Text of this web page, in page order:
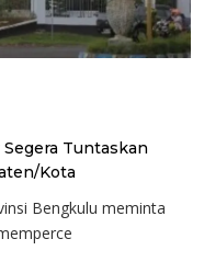
Tuntaskan
Kota
Bengkulu meminta